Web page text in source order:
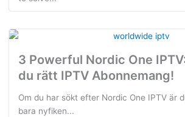
3 Powerful Nordic One
du rätt IPTV Abonnemang!
Om du har sökt efter Nordic One IPTV är
bara nyfiken...